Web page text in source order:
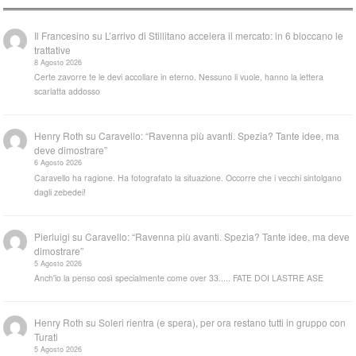
Il Francesino su L’arrivo di Stillitano accelera il mercato: in 6 bloccano le
trattative
8 Agosto 2026
Certe zavorre te le devi accollare in eterno. Nessuno li vuole, hanno la lettera
scarlatta addosso
Henry Roth suCaravello: “Ravenna più avanti. Spezia? Tante idee, ma
deve dimostrare”
6 Agosto 2026
Caravello ha ragione. Ha fotografato la situazione. Occorre che i vecchi sintolgano
dagli zebedei!
Pierluigi suCaravello: “Ravenna più avanti. Spezia? Tante idee, ma deve
dimostrare”
5 Agosto 2026
Anch'io la penso così specialmente come over 33..... FATE DOI LASTRE ASE
Henry Roth suSoleri rientra (e spera), per ora restano tutti in gruppo con
Turati
5 Agosto 2026